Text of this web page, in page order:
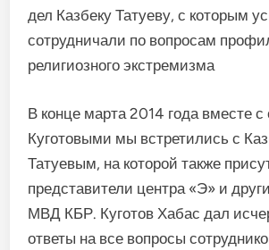
дел Казбеку Татуеву, с которым
сотрудничали по вопросам
религиозного экстремизма
В конце марта 2014 года вместе
Куготовыми мы встретились с
Татуевым, на которой также
представители центра «Э» и
МВД КБР. Куготов Хабас дал
ответы на все вопросы